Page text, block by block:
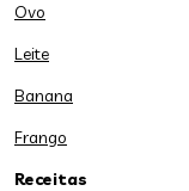
Ovo
Leite
Banana
Frango
Receitas